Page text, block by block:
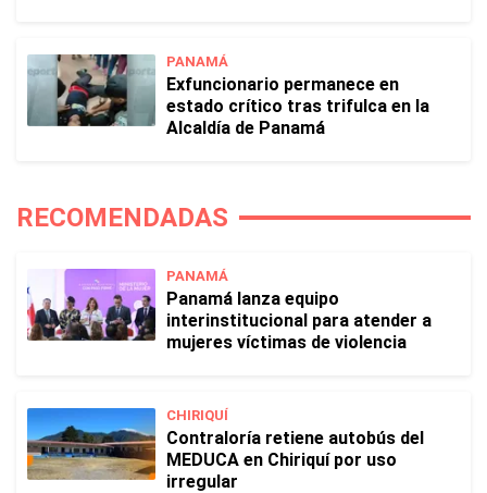
PANAMÁ
Exfuncionario permanece en
estado crítico tras trifulca en la
Alcaldía de Panamá
RECOMENDADAS
PANAMÁ
Panamá lanza equipo
interinstitucional para atender a
mujeres víctimas de violencia
CHIRIQUÍ
Contraloría retiene autobús del
MEDUCA en Chiriquí por uso
irregular